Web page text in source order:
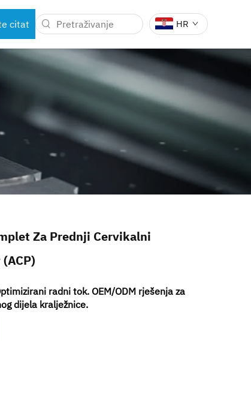
DENTALNI INSTRUMENTI
citat HR
Za Prednji Cervikalni
radni tok. OEM/ODM rješenja za
dijela kralježnice.